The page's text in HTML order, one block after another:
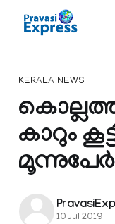
KERALA NEWS
കാറും
10 Jul 2019